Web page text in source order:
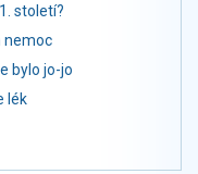
století?
nemoc
bylo jo-jo
lék